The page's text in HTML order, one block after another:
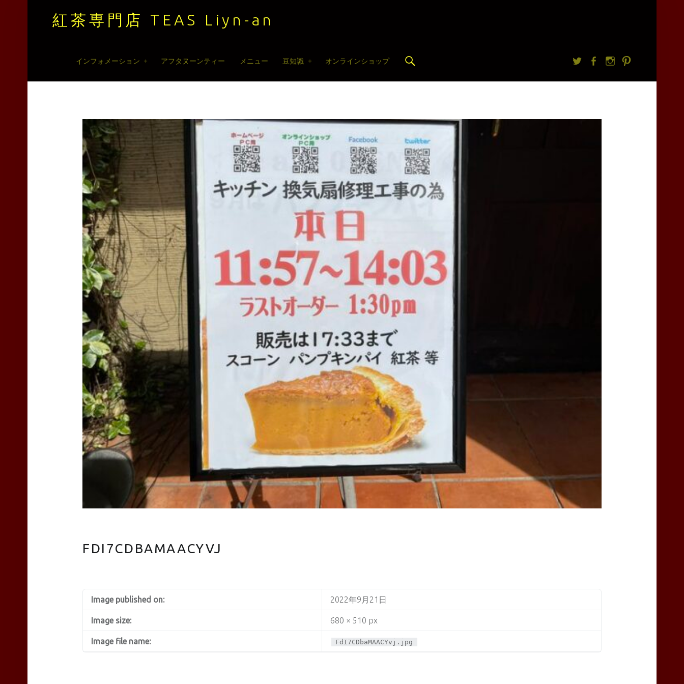
紅茶専門店 TEAS Liyn-an
紅
専
門
店
TEAS
an
site
navigation
Skip
content
インフォメーション アフタヌーンティー メニュー 豆知識 オンラインショップ Twitterfacebook
Instagram
Pintrest
FDI7CDBAMAACYVJ
Image published on: 2022年9月21日
Image size: 680 × 510 px
Image file name: FdI7CDbaMAACYvj.jpg